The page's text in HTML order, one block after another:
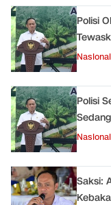
Polisi
Nasional
Polisi
Nasional
Saksi: